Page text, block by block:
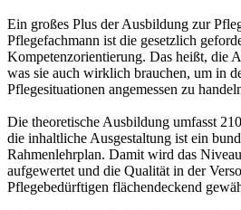
Ein großes Plus der Ausbildung zur
Pflegefachmann ist die gesetzlich
Kompetenzorientierung. Das heißt, die
was sie auch wirklich brauchen, um in
Pflegesituationen angemessen zu
Die theoretische Ausbildung umfasst
die inhaltliche Ausgestaltung ist ein
Rahmenlehrplan. Damit wird das
aufgewertet und die Qualität in der
Pflegebedürftigen flächendeckend